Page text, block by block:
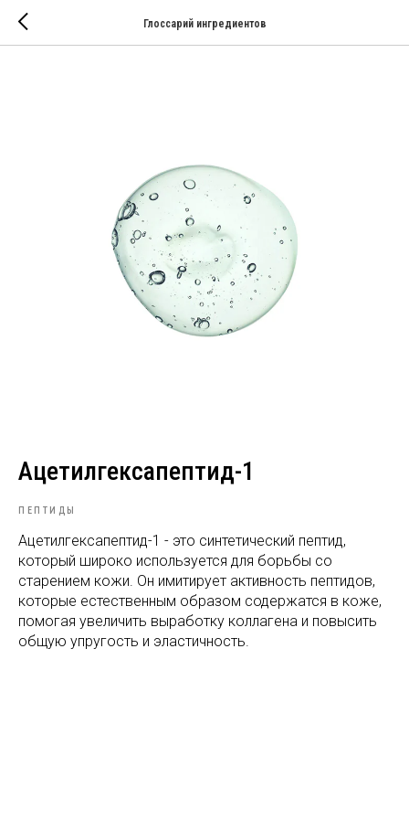
Глоссарий ингредиентов
Ацетилгексапептид-1
ПЕПТИДЫ
Ацетилгексапептид-1 - это синтетический пептид,
который широко используется для борьбы со
старением кожи. Он имитирует активность пептидов,
которые естественным образом содержатся в коже,
помогая увеличить выработку коллагена и повысить
общую упругость и эластичность.